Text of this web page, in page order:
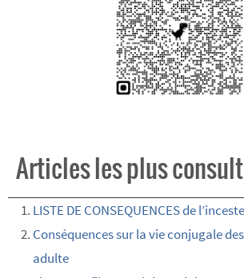
Articles les plus
LISTE DE CONSEQUENCES de l’inceste
Conséquences sur la vie conjugale
adulte